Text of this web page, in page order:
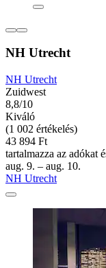
NH Utrecht
NH Utrecht
Zuidwest
8,8/10
Kiváló
(1 002 értékelés)
43 894 Ft
tartalmazza az adókat
aug. 9. – aug. 10.
NH Utrecht